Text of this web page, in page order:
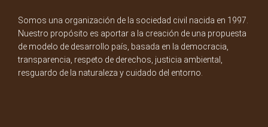
Somos una organización de la sociedad civil nacida en 1997.
Nuestro propósito es aportar a la creación de una propuesta
de modelo de desarrollo país, basada en la democracia,
transparencia, respeto de derechos, justicia ambiental,
resguardo de la naturaleza y cuidado del entorno.